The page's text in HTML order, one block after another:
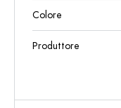
Colore
Produttore